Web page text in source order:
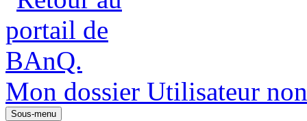
Mon dossier Utilisateur
Sous-menu